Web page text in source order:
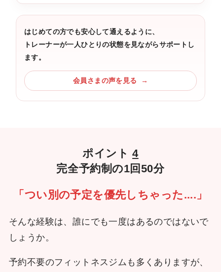
はじめての方でも安心して通えるように、
トレーナーが一人ひとりの状態を見ながらサポートし
ます。
会員さまの声を見る
ポイント4
完全予約制の1回50分
「つい別の予定を優先しちゃった....」
そんな経験は、誰にでも一度はあるのではないで
しょうか。
予約不要のフィットネスジムも多くありますが、